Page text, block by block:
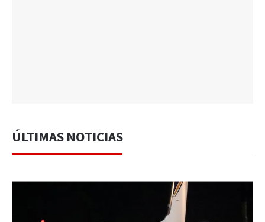
ÚLTIMAS NOTICIAS